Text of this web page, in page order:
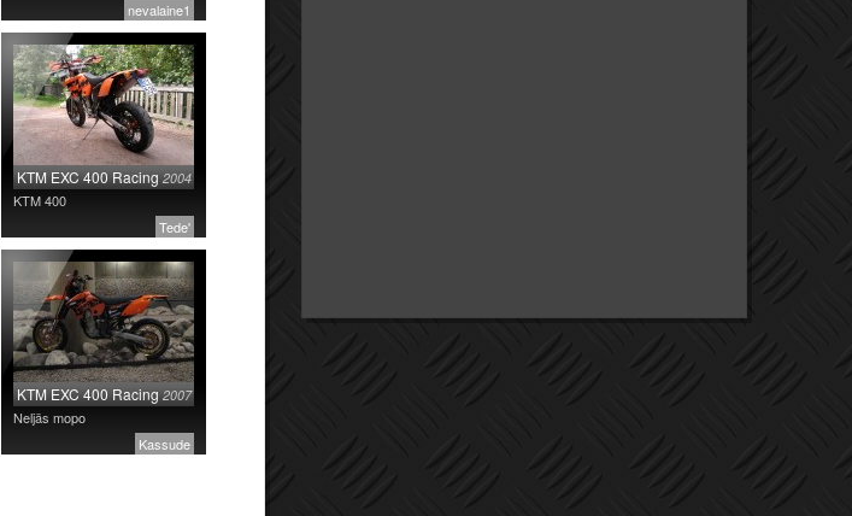
nevalaine1
KTM EXC 400 Racing2004
KTM 400
Tede'
KTM EXC 400 Racing2007
Neljäs mopo
Kassude